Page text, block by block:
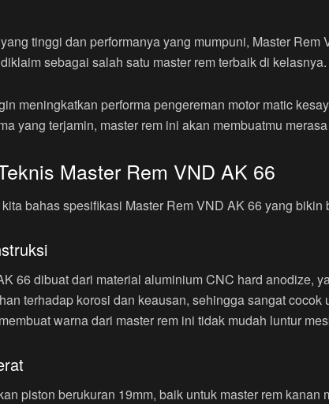
tinggi dan performanya yang mumpuni, Master
sebagai salah satu master rem terbaik di kelasnya.
meningkatkan performa pengereman motor matic
yang terjamin, master rem ini akan membuatmu
Master Rem VND AK 66
bahas spesifikasi Master Rem VND AK 66 yang
66 dibuat dari material aluminium CNC hard anodize,
terhadap korosi dan keausan, sehingga sangat
warna dari master rem ini tidak mudah luntur
piston berukuran 19mm, baik untuk master rem